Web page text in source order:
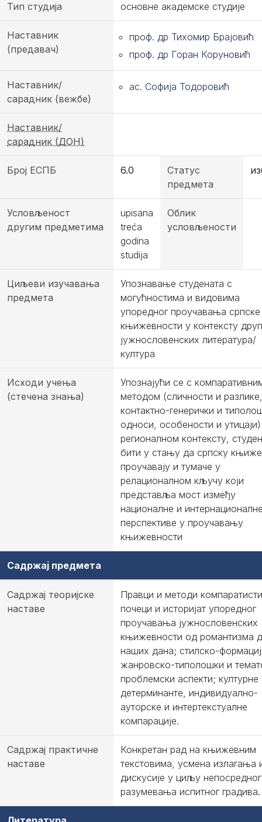
Тип студија основне академске студије
Наставник
(предавач)
проф. др Тихомир Брајовић
проф. др Горан Коруновић
Наставник/
сарадник (вежбе)
ас. Софија Тодоровић
Наставник/
сарадник (ДОН)
Број ЕСПБ 6.0
Статус
предмета
Условљеност
другим предметима
upisana
treća
godina
studija
Облик
условљености
Циљеви изучавања
предмета
Упознавање студената с
могућностима и видовима
упоредног проучавања српске
књижевности у контексту
јужнословенских литература/
култура
Исходи учења
(стечена знања)
Упознајући се с
методом (сличности и разлике,
контактно-генерички и
односи, особености и
регионалном контексту,
бити у стању да српску
проучавају и тумаче у
релационалном кључу који
представља мост између
националне и
перспективе у проучавању
књижевности
Садржај предмета
Садржај теоријске
наставе
Правци и методи
почеци и историјат упоредног
проучавања јужнословенских
књижевности од романтизма
наших дана; стилско-
жанровско-типолошки и
проблемски аспекти; културне
детерминанте, индивидуално-
ауторске и интертекстуалне
компарације.
Садржај практичне
наставе
Конкретан рад на књижевним
текстовима, усмена излагања
дискусије у циљу непосредног
разумевања испитног градива.